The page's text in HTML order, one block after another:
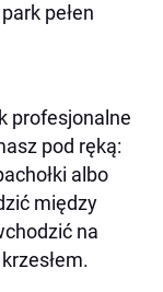
pełen
profesjonalne
pod ręką:
albo
między
na